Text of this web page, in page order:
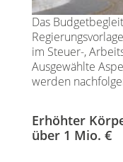
Das
im Steuer-,
Ausgewählte
werden
Erhöhter
über 1 Mio. €